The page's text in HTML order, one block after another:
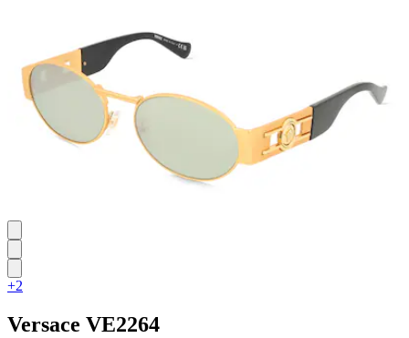
+2
Versace VE2264